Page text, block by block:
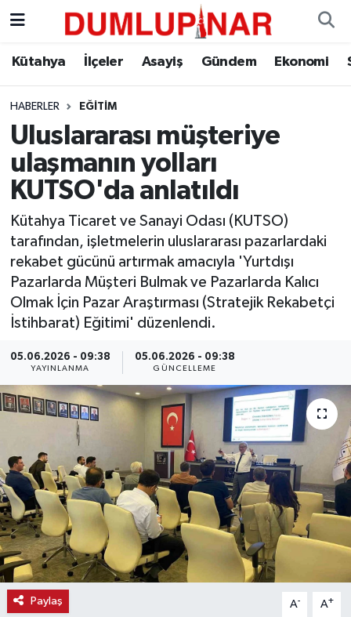
Kütahya İlçeler Asayiş Gündem Ekonomi
HABERLER EĞITIM
Uluslararası müşteriye
ulaşmanın yolları
KUTSO'da anlatıldı
Kütahya Ticaret ve Sanayi Odası (KUTSO)
tarafından, işletmelerin uluslararası pazarlardaki
rekabet gücünü artırmak amacıyla 'Yurtdışı
Pazarlarda Müşteri Bulmak ve Pazarlarda Kalıcı
Olmak İçin Pazar Araştırması (Stratejik Rekabetçi
İstihbarat) Eğitimi' düzenlendi.
05.06.2026 - 09:38
YAYINLANMA
05.06.2026 - 09:38
GÜNCELLEME
Paylaş A- A+
Asayiş
Diğer
Dünya
Eğitim
Ekonomi
Eleman
Emlak
Haber İlanlar
Kültür-Sanat
Magazin
Resmi İlanlar
Sağlık
Kütahya Hava Durumu
Kütahya Trafik Yoğunluk Haritası
Süper Lig Puan Durumu ve Fikstür
Tüm Manşetler
Son Dakika Haberleri
Haber Arşivi